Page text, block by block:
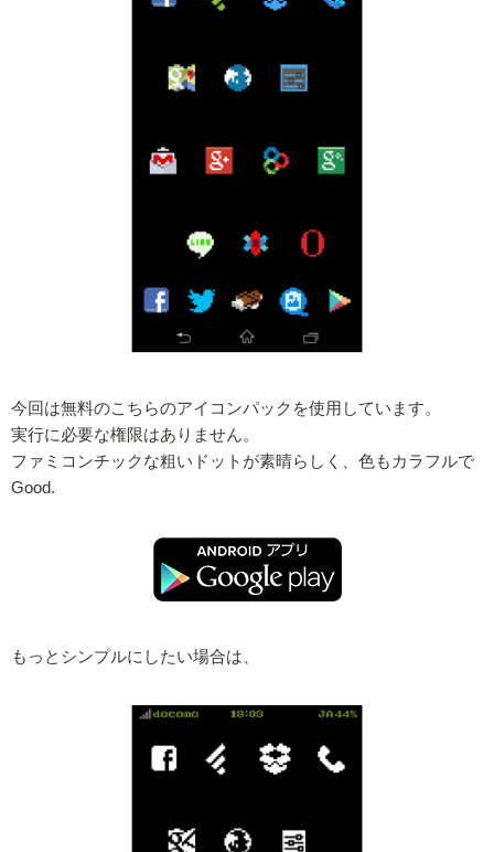
今回は無料のこちらのアイコンパックを使用しています。
実行に必要な権限はありません。
ファミコンチックな粗いドットが素晴らしく、色もカラフルで
Good.
もっとシンプルにしたい場合は、